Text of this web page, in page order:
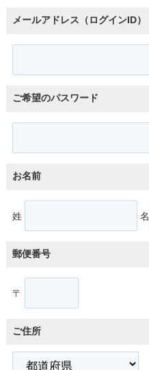
メールアドレス（ログインID）
ご希望のパスワード
お名前
姓 名
郵便番号
〒
ご住所